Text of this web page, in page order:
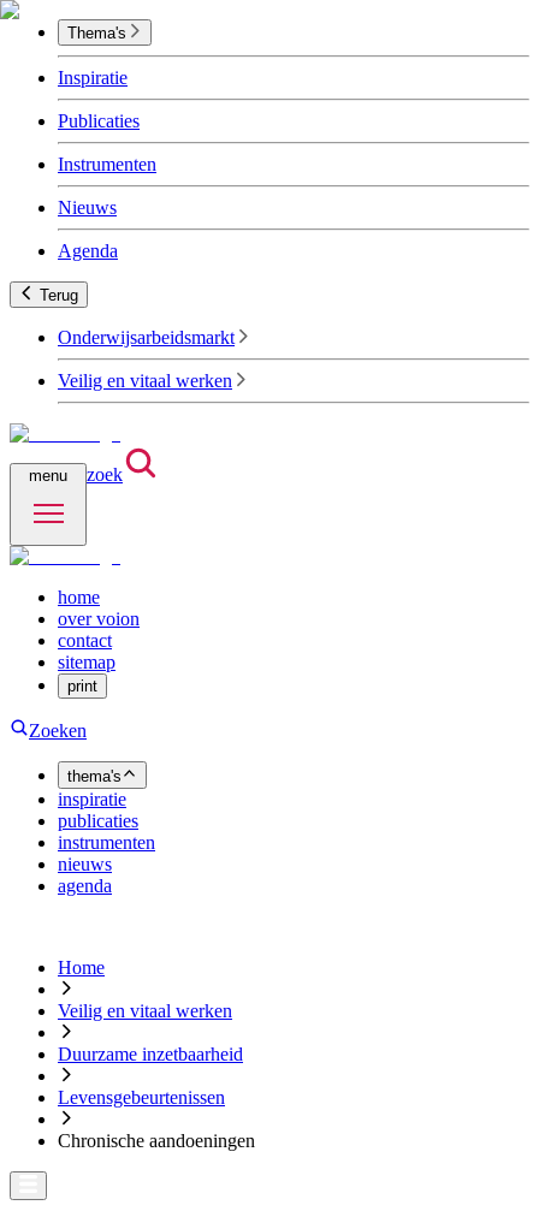
Thema's
Inspiratie
Publicaties
Instrumenten
Nieuws
Agenda
Terug
Onderwijsarbeidsmarkt
Veilig en vitaal werken
menu zoek
home
over voion
contact
sitemap
print
Zoeken
thema's
inspiratie
publicaties
instrumenten
nieuws
agenda
Home
Veilig en vitaal werken
Duurzame inzetbaarheid
Levensgebeurtenissen
Chronische aandoeningen